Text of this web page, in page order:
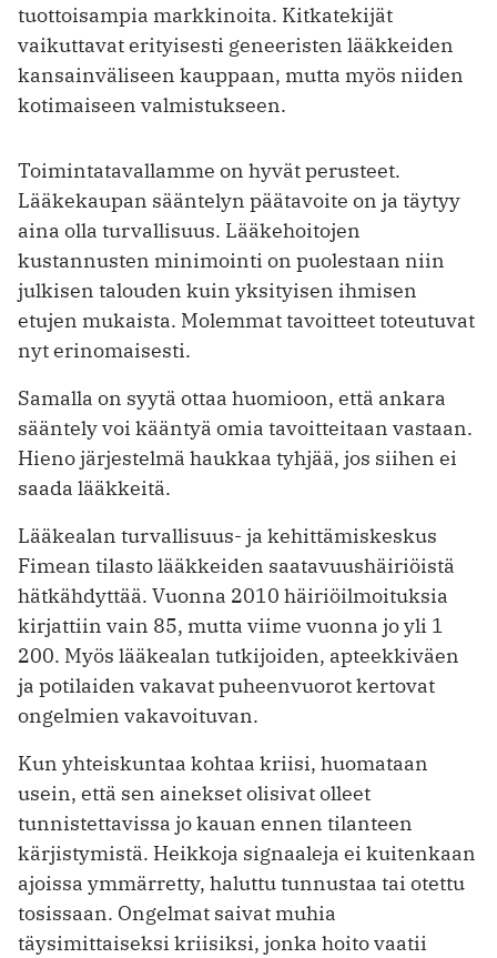
tuottoisampia markkinoita. Kitkatekijät
vaikuttavat erityisesti geneeristen lääkkeiden
kansainväliseen kauppaan, mutta myös niiden
kotimaiseen valmistukseen.
Toimintatavallamme on hyvät perusteet.
Lääkekaupan sääntelyn päätavoite on ja täytyy
aina olla turvallisuus. Lääkehoitojen
kustannusten minimointi on puolestaan niin
julkisen talouden kuin yksityisen ihmisen
etujen mukaista. Molemmat tavoitteet toteutuvat
nyt erinomaisesti.
Samalla on syytä ottaa huomioon, että ankara
sääntely voi kääntyä omia tavoitteitaan vastaan.
Hieno järjestelmä haukkaa tyhjää, jos siihen ei
saada lääkkeitä.
Lääkealan turvallisuus- ja kehittämiskeskus
Fimean tilasto lääkkeiden saatavuushäiriöistä
hätkähdyttää. Vuonna 2010 häiriöilmoituksia
kirjattiin vain 85, mutta viime vuonna jo yli 1
200. Myös lääkealan tutkijoiden, apteekkiväen
ja potilaiden vakavat puheenvuorot kertovat
ongelmien vakavoituvan.
Kun yhteiskuntaa kohtaa kriisi, huomataan
usein, että sen ainekset olisivat olleet
tunnistettavissa jo kauan ennen tilanteen
kärjistymistä. Heikkoja signaaleja ei kuitenkaan
ajoissa ymmärretty, haluttu tunnustaa tai otettu
tosissaan. Ongelmat saivat muhia
täysimittaiseksi kriisiksi, jonka hoito vaatii